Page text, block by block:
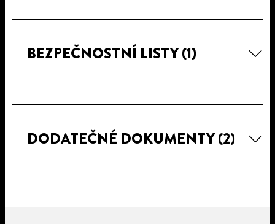
BEZPEČNOSTNÍ LISTY(1)
DODATEČNÉ DOKUMENTY(2)